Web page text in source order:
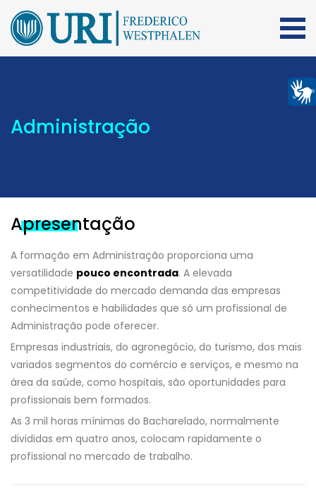
Administração
Apresentação
A formação em Administração proporciona uma
versatilidade pouco encontrada. A elevada
competitividade do mercado demanda das empresas
conhecimentos e habilidades que só um profissional de
Administração pode oferecer.
Empresas industriais, do agronegócio, do turismo, dos mais
variados segmentos do comércio e serviços, e mesmo na
área da saúde, como hospitais, são oportunidades para
profissionais bem formados.
As 3 mil horas mínimas do Bacharelado, normalmente
divididas em quatro anos, colocam rapidamente o
profissional no mercado de trabalho.